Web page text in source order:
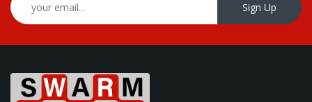
Sign Up